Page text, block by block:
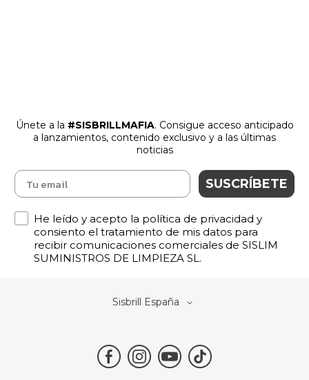
Únete a la #SISBRILLMAFIA. Consigue acceso anticipado
a lanzamientos, contenido exclusivo y a las últimas
noticias
SUSCRÍBETE
Política de Privacidad
He leído y acepto la política de privacidad y
consiento el tratamiento de mis datos para
recibir comunicaciones comerciales de SISLIM
SUMINISTROS DE LIMPIEZA SL.
Select
Sisbrill España